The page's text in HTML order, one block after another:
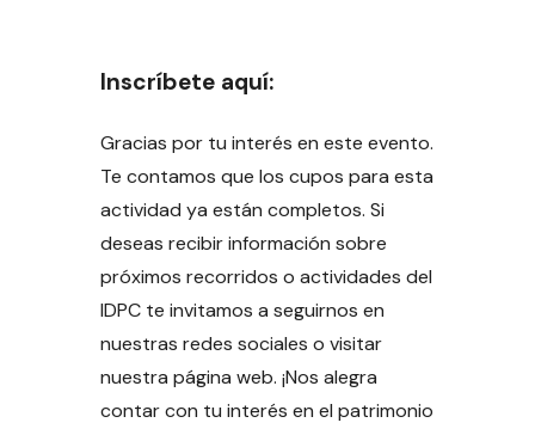
Inscríbete aquí:
Gracias por tu interés en este evento.
Te contamos que los cupos para esta
actividad ya están completos. Si
deseas recibir información sobre
próximos recorridos o actividades del
IDPC te invitamos a seguirnos en
nuestras redes sociales o visitar
nuestra página web. ¡Nos alegra
contar con tu interés en el patrimonio